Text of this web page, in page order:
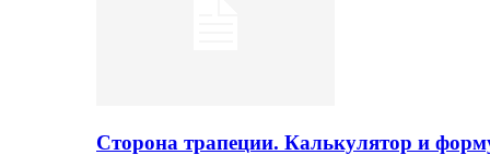
Сторона трапеции. Калькулятор и